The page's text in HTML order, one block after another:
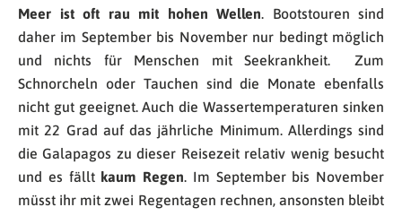
Meer ist oft rau mit hohen Wellen. Bootstouren sind
daher im September bis November nur bedingt möglich
und nichts für Menschen mit Seekrankheit. Zum
Schnorcheln oder Tauchen sind die Monate ebenfalls
nicht gut geeignet. Auch die Wassertemperaturen sinken
mit 22 Grad auf das jährliche Minimum. Allerdings sind
die Galapagos zu dieser Reisezeit relativ wenig besucht
und es fällt kaum Regen. Im September bis November
müsst ihr mit zwei Regentagen rechnen, ansonsten bleibt